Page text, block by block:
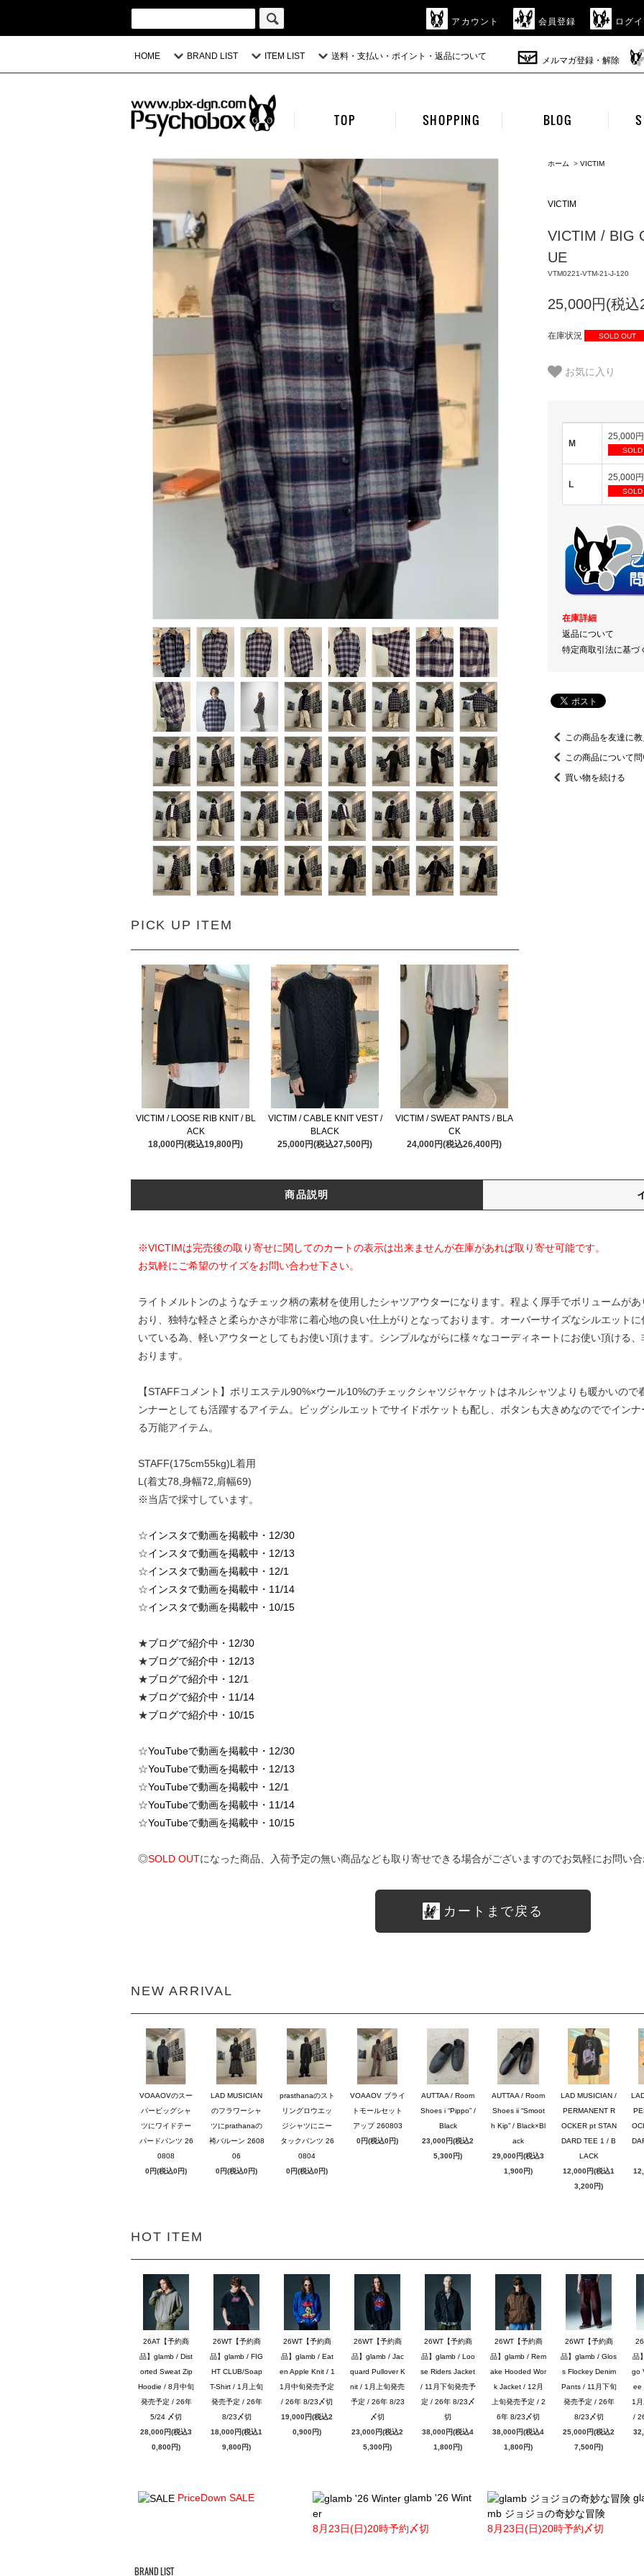
アカウント 会員登録 ログ
HOME BRAND LIST ITEM LIST 送料・支払い・ポイント・返品について メルマガ登録・解除
TOP SHOPPING BLOG
PICK UP ITEM
VICTIM / LOOSE RIB KNIT / BL
ACK
18,000円(税込19,800円)
VICTIM / CABLE KNIT VEST /
BLACK
25,000円(税込27,500円)
VICTIM / SWEAT PANTS / BLA
CK
24,000円(税込26,400円)
ホーム > VICTIM
VICTIM
VICTIM / BIG
UE
VTM0221-VTM-21-J-120
25,000円(税
在庫状況 SOLD OUT
お気に入り
M
25,000
SOLD
L
25,000
SOLD
在庫詳細
返品について
特定商取引法に基づ
この商品を友達に
この商品について
買い物を続ける
商品説明
※VICTIMは完売後の取り寄せに関してのカートの表示は出来ませんが在庫があれば取り寄せ可能です。
お気軽にご希望のサイズをお問い合わせ下さい。
ライトメルトンのようなチェック柄の素材を使用したシャツアウターになります。程よく厚手でボリュームが
おり、独特な軽さと柔らかさが非常に着心地の良い仕上がりとなっております。オーバーサイズなシルエット
いている為、軽いアウターとしてもお使い頂けます。シンプルながらに様々なコーディネートにお使い頂ける
おります。
【STAFFコメント】ポリエステル90%×ウール10%のチェックシャツジャケットはネルシャツよりも暖かいの
ンナーとしても活躍するアイテム。ビッグシルエットでサイドポケットも配し、ボタンも大きめなのででイン
る万能アイテム。
STAFF(175cm55kg)L着用
L(着丈78,身幅72,肩幅69)
※当店で採寸しています。
☆インスタで動画を掲載中・12/30
☆インスタで動画を掲載中・12/13
☆インスタで動画を掲載中・12/1
☆インスタで動画を掲載中・11/14
☆インスタで動画を掲載中・10/15
★ブログで紹介中・12/30
★ブログで紹介中・12/13
★ブログで紹介中・12/1
★ブログで紹介中・11/14
★ブログで紹介中・10/15
☆YouTubeで動画を掲載中・12/30
☆YouTubeで動画を掲載中・12/13
☆YouTubeで動画を掲載中・12/1
☆YouTubeで動画を掲載中・11/14
☆YouTubeで動画を掲載中・10/15
◎SOLD OUTになった商品、入荷予定の無い商品なども取り寄せできる場合がございますのでお気軽にお問い
カートまで戻る
NEW ARRIVAL
VOAAOVのスー
パービッグシャ
ツにワイドテー
パードパンツ 26
0808
0円(税込0円)
LAD MUSICIAN
のフラワーシャ
ツにprathanaの
袴バルーン 2608
06
0円(税込0円)
prasthanaのスト
リングロウエッ
ジシャツにニー
タックパンツ 26
0804
0円(税込0円)
VOAAOV ブライ
トモールセット
アップ 260803
0円(税込0円)
AUTTAA / Room
Shoes i “Pippo” /
Black
23,000円(税込2
5,300円)
AUTTAA / Room
Shoes ii “Smoot
h Kip” / Black×Bl
ack
29,000円(税込3
1,900円)
LAD MUSICIAN /
PERMANENT R
OCKER pt STAN
DARD TEE 1 / B
LACK
12,000円(税込1
3,200円)
HOT ITEM
26AT【予約商
品】glamb / Dist
orted Sweat Zip
Hoodie / 8月中旬
発売予定 / 26年
5/24 〆切
28,000円(税込3
0,800円)
26WT【予約商
品】glamb / FIG
HT CLUB/Soap
T-Shirt / 1月上旬
発売予定 / 26年
8/23〆切
18,000円(税込1
9,800円)
26WT【予約商
品】glamb / Eat
en Apple Knit / 1
1月中旬発売予定
/ 26年 8/23〆切
19,000円(税込2
0,900円)
26WT【予約商
品】glamb / Jac
quard Pullover K
nit / 1月上旬発売
予定 / 26年 8/23
〆切
23,000円(税込2
5,300円)
26WT【予約商
品】glamb / Loo
se Riders Jacket
/ 11月下旬発売予
定 / 26年 8/23〆
切
38,000円(税込4
1,800円)
26WT【予約商
品】glamb / Rem
ake Hooded Wor
k Jacket / 12月
上旬発売予定 / 2
6年 8/23〆切
38,000円(税込4
1,800円)
26WT【予約商
品】glamb / Glos
s Flockey Denim
Pants / 11月下旬
発売予定 / 26年
8/23〆切
25,000円(税込2
7,500円)
品
go
ee
1
/
PriceDown SALE
glamb '26 Wint
er
8月23日(日)20時予約〆切
mb ジョジョの奇妙な冒険
8月23日(日)20時予約〆切
BRAND LIST